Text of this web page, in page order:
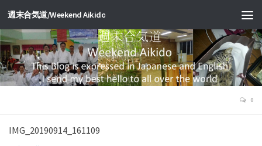
週末合気道/Weekend Aikido
0
IMG_20190914_161109